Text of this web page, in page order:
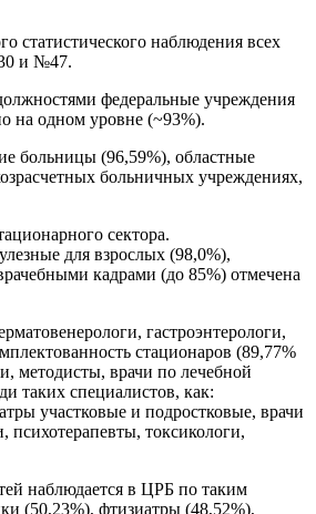
статистического наблюдения всех
и №47.
федеральные учреждения
на одном уровне (~93%).
больницы (96,59%), областные
больничных учреждениях,
сектора.
для взрослых (98,0%),
кадрами (до 85%) отмечена
гастроэнтерологи,
стационаров (89,77%
методисты, врачи по лечебной
таких специалистов, как:
участковые и подростковые, врачи
психотерапевты, токсикологи,
наблюдается в ЦРБ по таким
(50,23%), фтизиатры (48,52%),